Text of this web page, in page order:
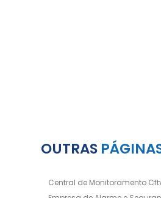
OUTRAS
Central de Monitoramento